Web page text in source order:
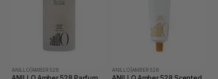
ANILLO AMBER 528 ANILLO AMBER 528